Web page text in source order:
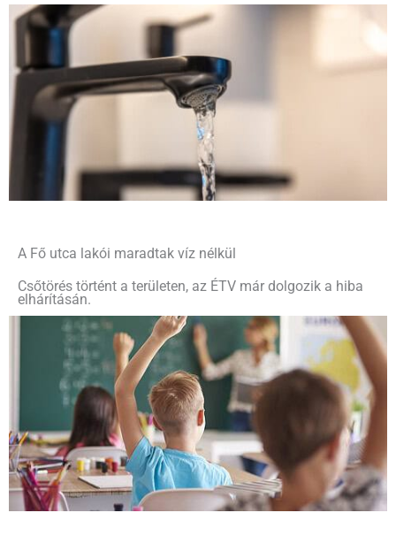
A Fő utca lakói maradtak víz nélkül
Csőtörés történt a területen, az ÉTV már dolgozik a hiba
elhárításán.